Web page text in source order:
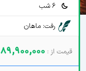
6 شب
رفت: ماهان
89,900,000